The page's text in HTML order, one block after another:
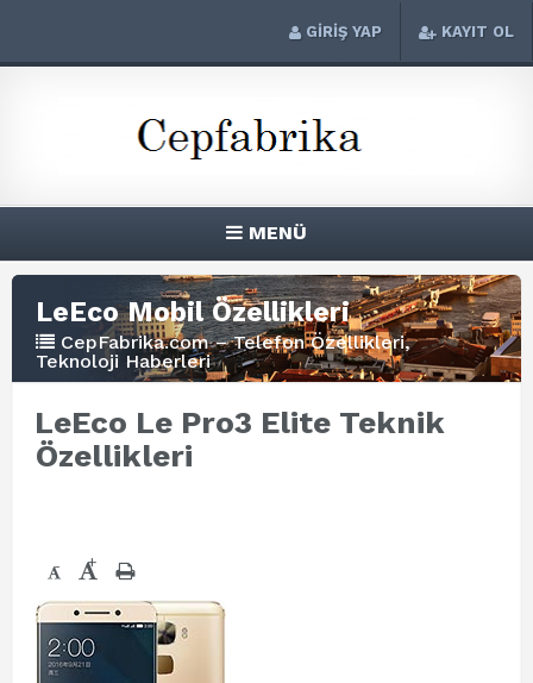
GİRİŞ YAP KAYIT OL
MENÜ
LeEco Mobil Özellikleri
CepFabrika.com – Telefon Özellikleri,
Teknoloji Haberleri
LeEco Le Pro3 Elite Teknik
Özellikleri
- +